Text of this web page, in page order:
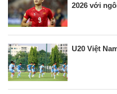
2026 với
U20 Việt